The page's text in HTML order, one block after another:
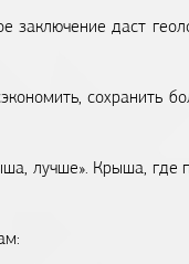
заключение даст
сохранить
лучше». Крыша, где